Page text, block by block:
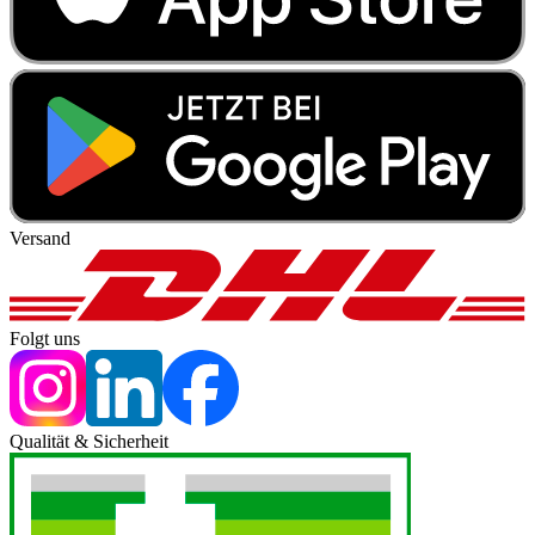
Versand
Folgt uns
Qualität & Sicherheit